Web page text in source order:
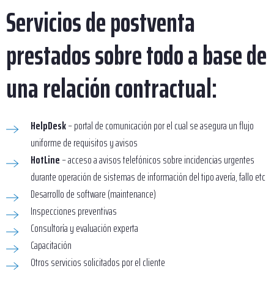
Servicios de postventa
prestados sobre todo a base de
una relación contractual:
HelpDesk– portal de comunicación por el cual se asegura un flujo
uniforme de requisitos y avisos
HotLine– acceso a avisos telefónicos sobre incidencias urgentes
durante operación de sistemas de información del tipo avería, fallo etc
Desarrollo de software (maintenance)
Inspecciones preventivas
Consultoría y evaluación experta
Capacitación
Otros servicios solicitados por el cliente